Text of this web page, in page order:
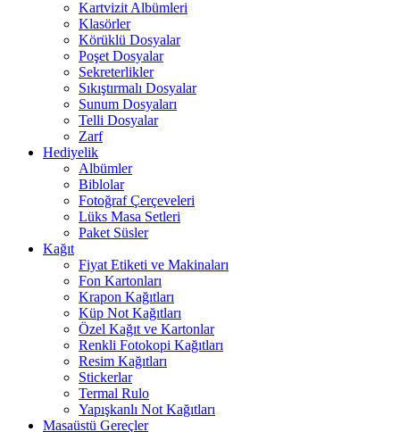
Kartvizit Albümleri
Klasörler
Körüklü Dosyalar
Poşet Dosyalar
Sekreterlikler
Sıkıştırmalı Dosyalar
Sunum Dosyaları
Telli Dosyalar
Zarf
Hediyelik
Albümler
Biblolar
Fotoğraf Çerçeveleri
Lüks Masa Setleri
Paket Süsler
Kağıt
Fiyat Etiketi ve Makinaları
Fon Kartonları
Krapon Kağıtları
Küp Not Kağıtları
Özel Kağıt ve Kartonlar
Renkli Fotokopi Kağıtları
Resim Kağıtları
Stickerlar
Termal Rulo
Yapışkanlı Not Kağıtları
Masaüstü Gereçler